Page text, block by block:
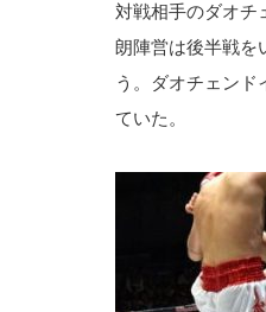
対戦相手のダオチ
朗陣営は後半戦を
う。ダオチェンド
ていた。